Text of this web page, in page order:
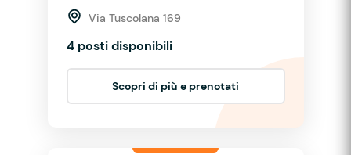
Via Tuscolana 169
4 posti disponibili
Scopri di più e prenotati